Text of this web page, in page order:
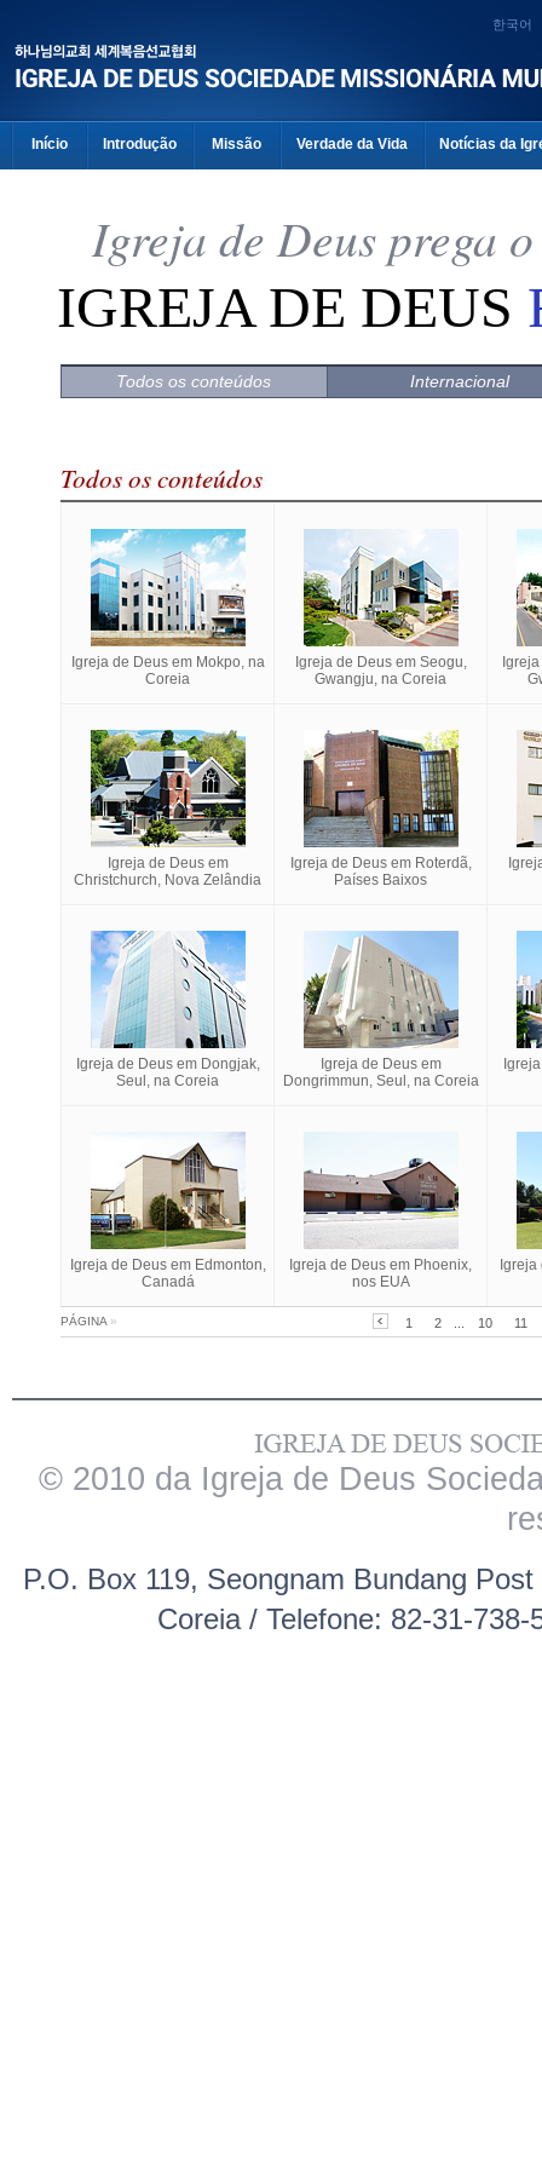
한국어
Início Introdução Missão Verdade da Vida Notícias da
Igreja de Deus prega
IGREJA DE DEUS
Todos os conteúdos Internacional
Todos os conteúdos
Igreja de Deus em Mokpo, na
Coreia
Igreja de Deus em Seogu,
Gwangju, na Coreia
Igreja de Deus em
Christchurch, Nova Zelândia
Igreja de Deus em Roterdã,
Países Baixos
Igreja de Deus em Dongjak,
Seul, na Coreia
Igreja de Deus em
Dongrimmun, Seul, na Coreia
Igreja de Deus em Edmonton,
Canadá
Igreja de Deus em Phoenix,
nos EUA
PÁGINA » 1 2 10 11
© 2010 da Igreja de Deus
P.O. Box 119, Seongnam Bundang
Coreia / Telefone: 82-31-